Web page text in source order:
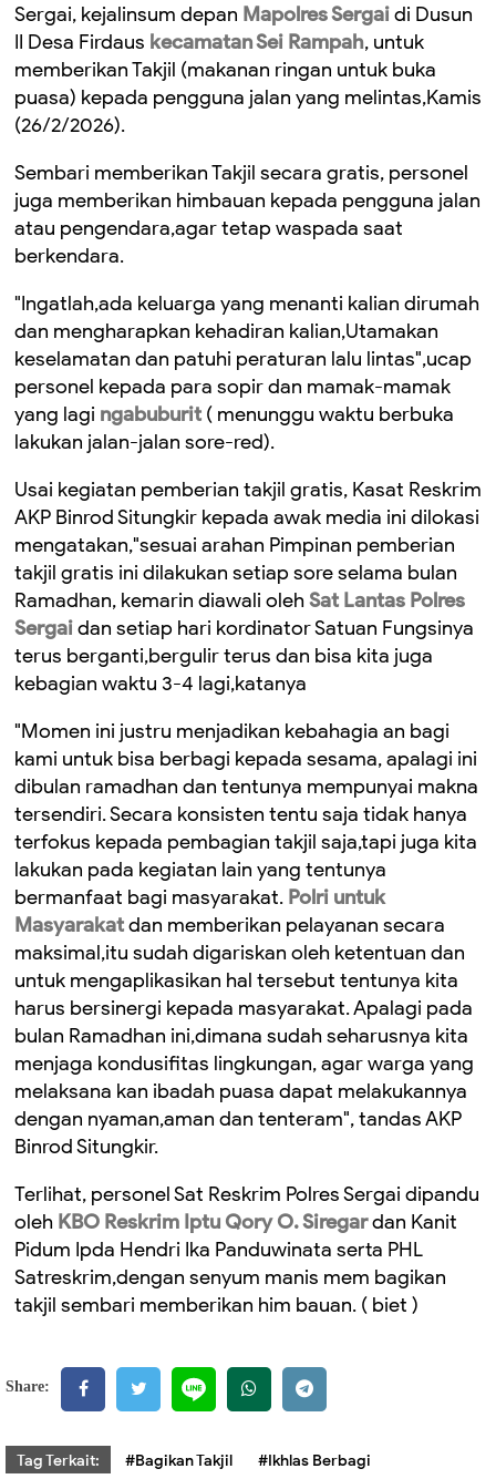
Sergai, kejalinsum depan Mapolres Sergaidi Dusun
II Desa Firdaus kecamatan Sei Rampah, untuk
memberikan Takjil (makanan ringan untuk buka
puasa) kepada pengguna jalan yang melintas,Kamis
(26/2/2026).
Sembari memberikan Takjil secara gratis, personel
juga memberikan himbauan kepada pengguna jalan
atau pengendara,agar tetap waspada saat
berkendara.
"Ingatlah,ada keluarga yang menanti kalian dirumah
dan mengharapkan kehadiran kalian,Utamakan
keselamatan dan patuhi peraturan lalu lintas",ucap
personel kepada para sopir dan mamak-mamak
yang lagi ngabuburit ( menunggu waktu berbuka
lakukan jalan-jalan sore-red).
Usai kegiatan pemberian takjil gratis, Kasat Reskrim
AKP Binrod Situngkir kepada awak media ini dilokasi
mengatakan,"sesuai arahan Pimpinan pemberian
takjil gratis ini dilakukan setiap sore selama bulan
Ramadhan, kemarin diawali olehSat Lantas Polres
Sergaidan setiap hari kordinator Satuan Fungsinya
terus berganti,bergulir terus dan bisa kita juga
kebagian waktu 3-4 lagi,katanya
"Momen ini justru menjadikan kebahagia an bagi
kami untuk bisa berbagi kepada sesama, apalagi ini
dibulan ramadhan dan tentunya mempunyai makna
tersendiri. Secara konsisten tentu saja tidak hanya
terfokus kepada pembagian takjil saja,tapi juga kita
lakukan pada kegiatan lain yang tentunya
bermanfaat bagi masyarakat. Polri untuk
Masyarakatdan memberikan pelayanan secara
maksimal,itu sudah digariskan oleh ketentuan dan
untuk mengaplikasikan hal tersebut tentunya kita
harus bersinergi kepada masyarakat. Apalagi pada
bulan Ramadhan ini,dimana sudah seharusnya kita
menjaga kondusifitas lingkungan, agar warga yang
melaksana kan ibadah puasa dapat melakukannya
dengan nyaman,aman dan tenteram", tandas AKP
Binrod Situngkir.
Terlihat, personel Sat Reskrim Polres Sergai dipandu
oleh KBO Reskrim Iptu Qory O. Siregardan Kanit
Pidum Ipda Hendri Ika Panduwinata serta PHL
Satreskrim,dengan senyum manis mem bagikan
takjil sembari memberikan him bauan. ( biet )
Share:
Tag Terkait: #Bagikan Takjil
#Ikhlas Berbagi